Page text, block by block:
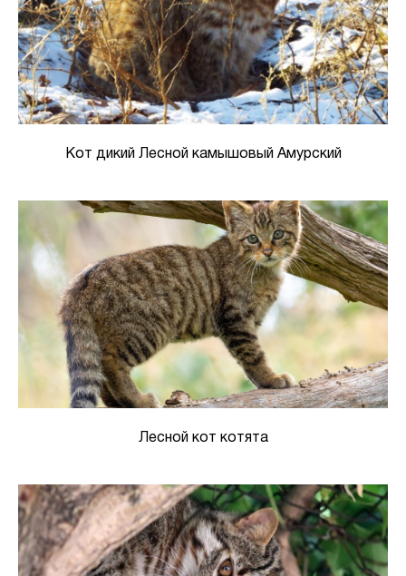
Кот дикий Лесной камышовый Амурский
Лесной кот котята